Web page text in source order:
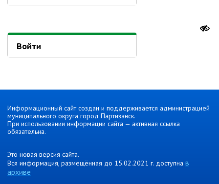
Войти
Информационный сайт создан и поддерживается администрацией
муниципального округа город Партизанск.
При использовании информации сайта — активная ссылка
обязательна.
Это новая версия сайта.
Вся информация, размещённая до 15.02.2021 г. доступна в
архиве